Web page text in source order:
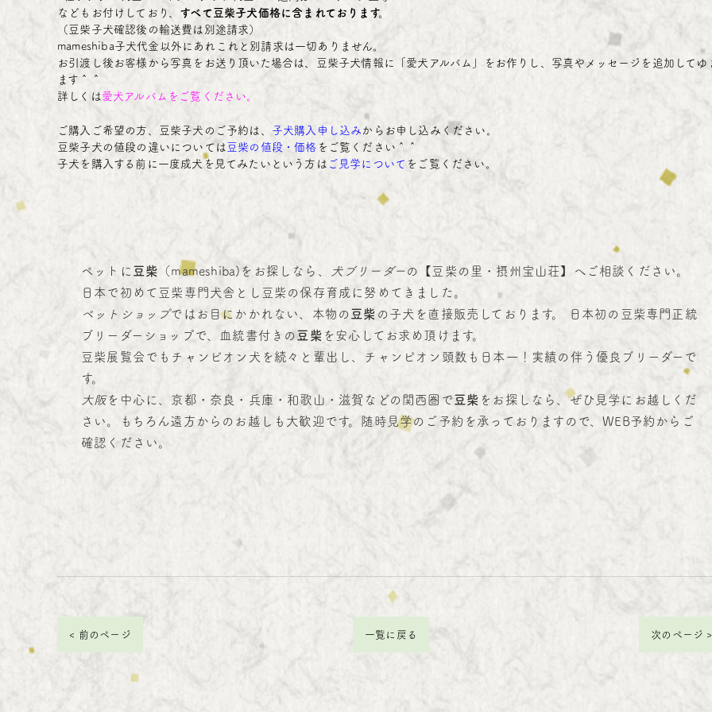
などもお付けしており、 すべて豆柴子犬価格に含まれております。
（豆柴子犬確認後の輸送費は別途請求）
mameshiba子犬代金以外にあれこれと別請求は一切ありません。
お引渡し後お客様から写真をお送り頂いた場合は、豆柴子犬情報に「愛犬アルバム」をお作りし、写真やメッセージを追加してゆ
ます＾＾
詳しくは 愛犬アルバム をご覧ください。
ご購入ご希望の方、豆柴子犬のご予約は、 子犬購入申し込み からお申し込みください。
豆柴子犬の値段の違いについては 豆柴の値段・価格 をご覧ください＾＾
子犬を購入する前に一度成犬を見てみたいという方は ご見学について をご覧ください。
ペットに 豆柴 （mameshiba)をお探しなら、 犬ブリーダーの【豆柴の里・摂州宝山荘】へご相談ください。
日本で初めて豆柴専門犬舎とし豆柴の保存育成に努めてきました。
ペットショップではお目にかかれない、本物の豆柴 の子犬を直接販売しております。 日本初の豆柴専門正統
ブリーダーショップで、血統書付きの豆柴 を安心してお求め頂けます。
豆柴展覧会でもチャンピオン犬を続々と輩出し、チャンピオン頭数も日本一！実績の伴う優良ブリーダーで
す。
大阪を中心に、京都・奈良・兵庫・和歌山・滋賀などの関西圏で豆柴 をお探しなら、ぜひ見学にお越しくだ
さい。もちろん遠方からのお越しも大歓迎です。随時見学のご予約を承っておりますので、WEB予約からご
確認ください。
< 前のページ 一覧に戻る 次のページ >